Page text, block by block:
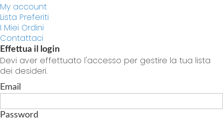
My account
Lista Preferiti
I Miei Ordini
Contattaci
Effettua il login
Devi aver effettuato l'accesso per gestire la tua lista
dei desideri.
Email
Password